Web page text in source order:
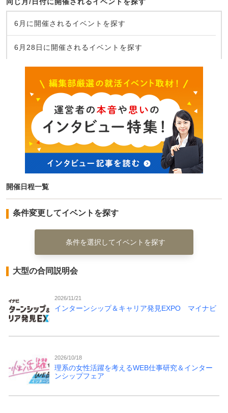
同じ月/日付に開催されるイベントを探す
6月に開催されるイベントを探す
6月28日に開催されるイベントを探す
開催日程一覧
条件変更してイベントを探す
条件を選択してイベントを探す
大型の合同説明会
2026/11/21
インターンシップ＆キャリア発見EXPO マイナビ
2026/10/18
理系の女性活躍を考えるWEB仕事研究＆インター
ンシップフェア